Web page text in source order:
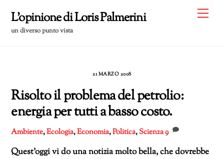
content
L'opinione di Loris Palmerini
un diverso punto vista
21 MARZO 2008
Risolto il problema del petrolio:
energia per tutti a basso costo.
Ambiente,Ecologia,Economia,Politica,Scienza9
Quest’oggi vi do una notizia molto bella, che dovrebbe